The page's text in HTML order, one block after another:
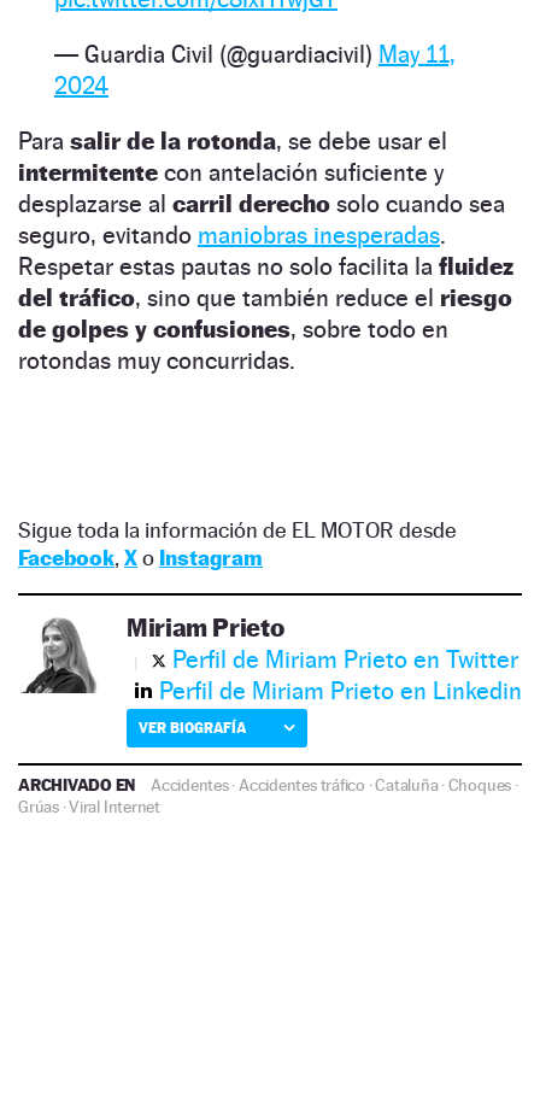
— Guardia Civil (@guardiacivil) May 11,
2024
Para salir de la rotonda, se debe usar el
intermitente con antelación suficiente y
desplazarse al carril derecho solo cuando sea
seguro, evitando maniobras inesperadas.
Respetar estas pautas no solo facilita la fluidez
del tráfico, sino que también reduce el riesgo
de golpes y confusiones, sobre todo en
rotondas muy concurridas.
Sigue toda la información de EL MOTOR desde
Facebook, Xo Instagram
Miriam Prieto
Perfil de Miriam Prieto en Twitter
Perfil de Miriam Prieto en Linkedin
VER BIOGRAFÍA
ARCHIVADO EN Accidentes· Accidentes tráfico ·Cataluña·Choques ·
Grúas·Viral Internet